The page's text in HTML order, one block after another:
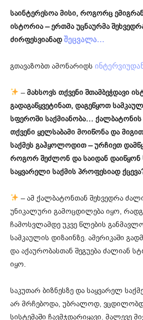
საინტერესოა მისი, როგორც
ისტორია – ერთმა უცნაურმა
ძირფესვიანადშეცვალა…
გთავაზობთ ამონარიდს
–მახსოვს თქვენი შთამბეჭდავი
გადაგაწყვეტინათ, დაგეწყოთ
სფეროში საქმიანობა…
თქვენი ყელსაბამი მოიწონა და
საქმეს გაჰყოლოდით – ურჩიეთ
როგორ შეძლონ და საიდან დაიწყონ
საყვარელი საქმის პროფესიად
– ამ ქალბატონთან შეხვედრა
უნიკალური გამოცდილება იყო,
ჩამოსვლამდე უკვე წლების
სამკაულის დიზაინზე. ამერიკაში
და აქაურობასთან შეგუება ძალიან
იყო.
საკუთარ ბიზნესზე და საყვარელ
არ მრჩებოდა, უბრალოდ, ვცდილობდი
სისტემაში ჩავმჯდარიყავი. მალევე